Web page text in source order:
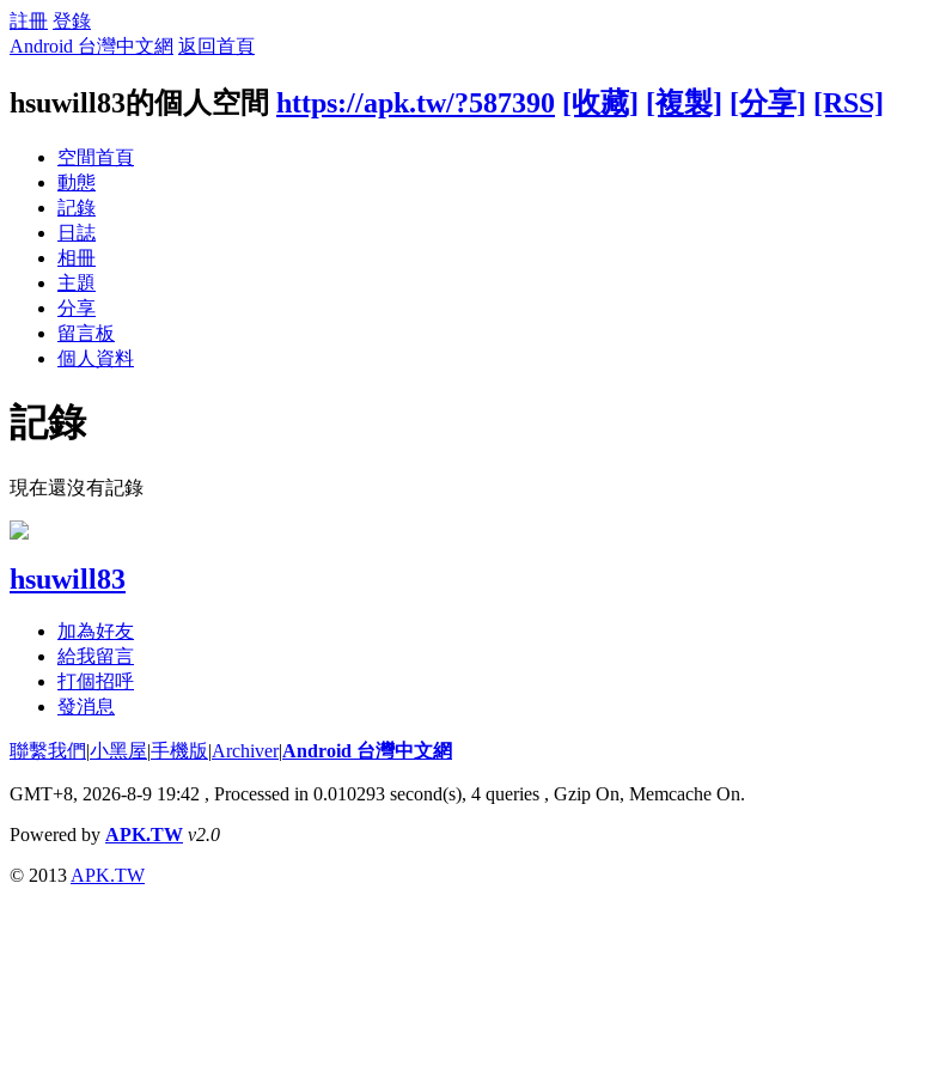
註冊 登錄
Android 台灣中文網 返回首頁
hsuwill83的個人空間 https://apk.tw/?587390 [收藏] [複製] [分享] [RSS]
空間首頁
動態
記錄
日誌
相冊
主題
分享
留言板
個人資料
記錄
現在還沒有記錄
hsuwill83
加為好友
給我留言
打個招呼
發消息
聯繫我們|小黑屋|手機版|Archiver|Android 台灣中文網
GMT+8, 2026-8-9 19:42 , Processed in 0.010293 second(s), 4 queries , Gzip On, Memcache On.
Powered by APK.TW v2.0
© 2013 APK.TW